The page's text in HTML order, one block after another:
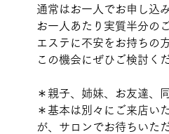
通常はお一人でお申し込
お一人あたり実質半分の
エステに不安をお持ちの
この機会にぜひご検討く
＊親子、姉妹、お友達、
＊基本は別々にご来店い
が、サロンでお待ちいた